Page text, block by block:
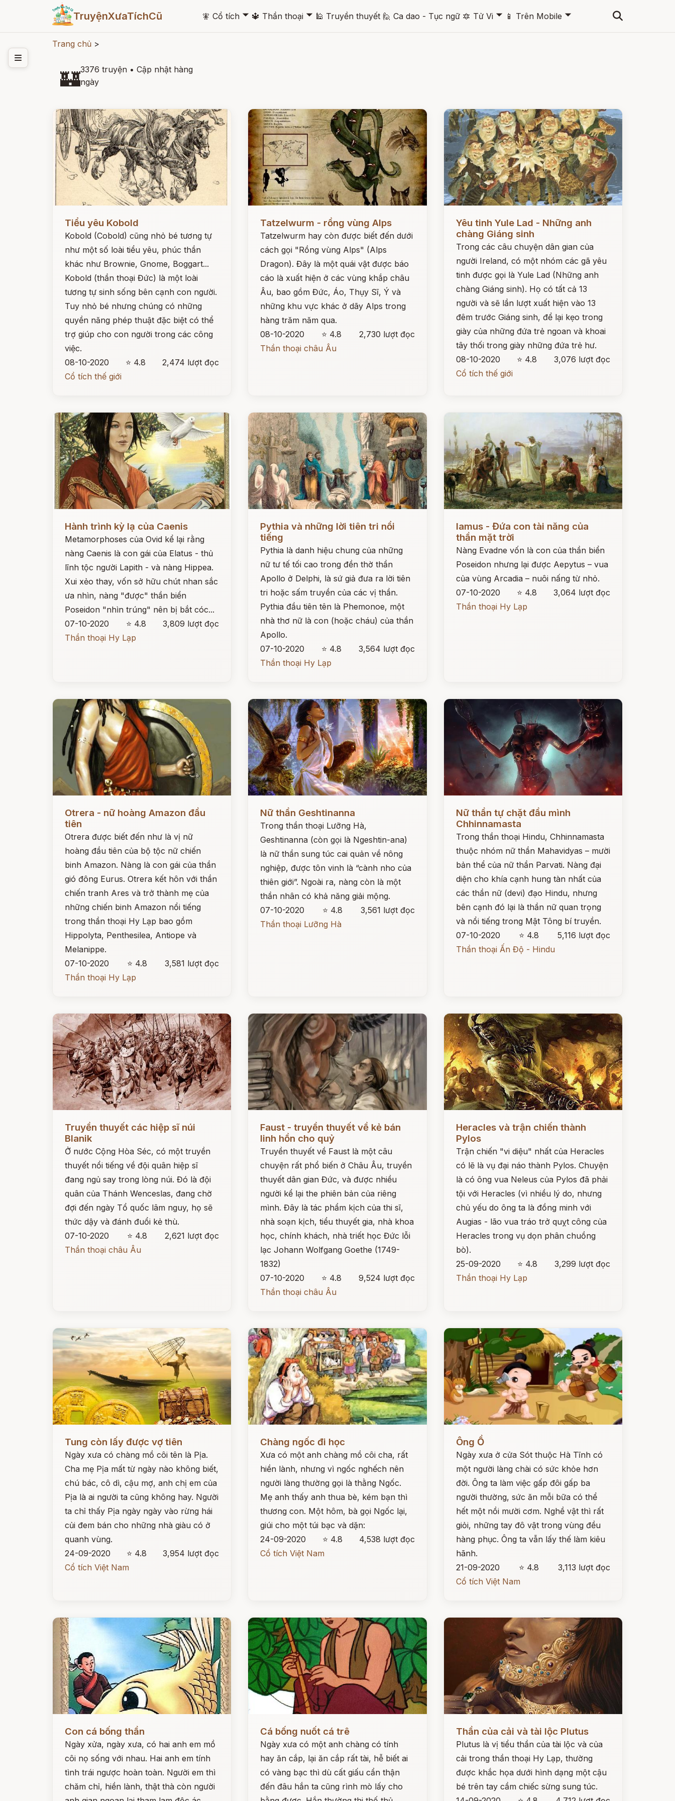
TruyệnXưaTíchCũ 🧚 Cổ tích 🞃 🔱 Thần thoại 🞃 🕌 Truyền thuyết 🙋 Ca dao - Tục ngữ 🔯 Tử Vi 🞃 📱 Trên Mobile 🞃
Trang chủ >
🏰3376 truyện • Cập nhật hàng
ngày
Đọc ngay
Tiểu yêu Kobold
Kobold (Cobold) cũng nhỏ bé tương tự
như một số loài tiểu yêu, phúc thần
khác như Brownie, Gnome, Boggart...
Kobold (thần thoại Đức) là một loài
tương tự sinh sống bên cạnh con người.
Tuy nhỏ bé nhưng chúng có những
quyền năng phép thuật đặc biệt có thể
trợ giúp cho con người trong các công
việc.
08-10-2020
⭐ 4.8
2,474 lượt đọc
Cổ tích thế giới
Tatzelwurm - rồng vùng Alps
Tatzelwurm hay còn được biết đến dưới
cách gọi "Rồng vùng Alps" (Alps
Dragon). Đây là một quái vật được báo
cáo là xuất hiện ở các vùng khắp châu
Âu, bao gồm Đức, Áo, Thụy Sĩ, Ý và
những khu vực khác ở dãy Alps trong
hàng trăm năm qua.
08-10-2020
⭐ 4.8
2,730 lượt đọc
Thần thoại châu Âu
Yêu tinh Yule Lad - Những anh
chàng Giáng sinh
Trong các câu chuyện dân gian của
người Ireland, có một nhóm các gã yêu
tinh được gọi là Yule Lad (Những anh
chàng Giáng sinh). Họ có tất cả 13
người và sẽ lần lượt xuất hiện vào 13
đêm trước Giáng sinh, để lại kẹo trong
giày của những đứa trẻ ngoan và khoai
tây thối trong giày những đứa trẻ hư.
08-10-2020
⭐ 4.8
3,076 lượt đọc
Cổ tích thế giới
Hành trình kỳ lạ của Caenis
Metamorphoses của Ovid kể lại rằng
nàng Caenis là con gái của Elatus - thủ
lĩnh tộc người Lapith - và nàng Hippea.
Xui xẻo thay, vốn sở hữu chút nhan sắc
ưa nhìn, nàng "được" thần biển
Poseidon "nhìn trúng" nên bị bắt cóc...
07-10-2020
⭐ 4.8
3,809 lượt đọc
Thần thoại Hy Lạp
Pythia và những lời tiên tri nổi
tiếng
Pythia là danh hiệu chung của những
nữ tư tế tối cao trong đền thờ thần
Apollo ở Delphi, là sứ giả đưa ra lời tiên
tri hoặc sấm truyền của các vị thần.
Pythia đầu tiên tên là Phemonoe, một
nhà thơ nữ là con (hoặc cháu) của thần
Apollo.
07-10-2020
⭐ 4.8
3,564 lượt đọc
Thần thoại Hy Lạp
Iamus - Đứa con tài năng của
thần mặt trời
Nàng Evadne vốn là con của thần biển
Poseidon nhưng lại được Aepytus – vua
của vùng Arcadia – nuôi nấng từ nhỏ.
07-10-2020
⭐ 4.8
3,064 lượt đọc
Thần thoại Hy Lạp
Otrera - nữ hoàng Amazon đầu
tiên
Otrera được biết đến như là vị nữ
hoàng đầu tiên của bộ tộc nữ chiến
binh Amazon. Nàng là con gái của thần
gió đông Eurus. Otrera kết hôn với thần
chiến tranh Ares và trở thành mẹ của
những chiến binh Amazon nổi tiếng
trong thần thoại Hy Lạp bao gồm
Hippolyta, Penthesilea, Antiope và
Melanippe.
07-10-2020
⭐ 4.8
3,581 lượt đọc
Thần thoại Hy Lạp
Nữ thần Geshtinanna
Trong thần thoại Lưỡng Hà,
Geshtinanna (còn gọi là Ngeshtin-ana)
là nữ thần sung túc cai quản về nông
nghiệp, được tôn vinh là “cành nho của
thiên giới”. Ngoài ra, nàng còn là một
thần nhân có khả năng giải mộng.
07-10-2020
⭐ 4.8
3,561 lượt đọc
Thần thoại Lưỡng Hà
Nữ thần tự chặt đầu mình
Chhinnamasta
Trong thần thoại Hindu, Chhinnamasta
thuộc nhóm nữ thần Mahavidyas – mười
bản thể của nữ thần Parvati. Nàng đại
diện cho khía cạnh hung tàn nhất của
các thần nữ (devi) đạo Hindu, nhưng
bên cạnh đó lại là thần nữ quan trọng
và nổi tiếng trong Mật Tông bí truyền.
07-10-2020
⭐ 4.8
5,116 lượt đọc
Thần thoại Ấn Độ - Hindu
Đọc ngay
Truyền thuyết các hiệp sĩ núi
Blanik
Ở nước Cộng Hòa Séc, có một truyền
thuyết nổi tiếng về đội quân hiệp sĩ
đang ngủ say trong lòng núi. Đó là đội
quân của Thánh Wenceslas, đang chờ
đợi đến ngày Tổ quốc lâm nguy, họ sẽ
thức dậy và đánh đuổi kẻ thù.
07-10-2020
⭐ 4.8
2,621 lượt đọc
Thần thoại châu Âu
Faust - truyền thuyết về kẻ bán
linh hồn cho quỷ
Truyền thuyết về Faust là một câu
chuyện rất phổ biến ở Châu Âu, truyền
thuyết dân gian Đức, và được nhiều
người kể lại the phiên bản của riêng
mình. Đây là tác phẩm kịch của thi sĩ,
nhà soạn kịch, tiểu thuyết gia, nhà khoa
học, chính khách, nhà triết học Đức lỗi
lạc Johann Wolfgang Goethe (1749-
1832)
07-10-2020
⭐ 4.8
9,524 lượt đọc
Thần thoại châu Âu
Heracles và trận chiến thành
Pylos
Trận chiến "vi diệu" nhất của Heracles
có lẽ là vụ đại náo thành Pylos. Chuyện
là có ông vua Neleus của Pylos đã phải
tội với Heracles (vì nhiều lý do, nhưng
chủ yếu do ông ta là đồng minh với
Augias - lão vua tráo trở quỵt công của
Heracles trong vụ dọn phân chuồng
bò).
25-09-2020
⭐ 4.8
3,299 lượt đọc
Thần thoại Hy Lạp
Tung còn lấy được vợ tiên
Ngày xưa có chàng mồ côi tên là Pịa.
Cha mẹ Pịa mất từ ngày nào không biết,
chú bác, cô dì, cậu mợ, anh chị em của
Pịa là ai người ta cũng không hay. Người
ta chỉ thấy Pịa ngày ngày vào rừng hái
củi đem bán cho những nhà giàu có ở
quanh vùng.
24-09-2020
⭐ 4.8
3,954 lượt đọc
Cổ tích Việt Nam
Chàng ngốc đi học
Xưa có một anh chàng mồ côi cha, rất
hiền lành, nhưng vì ngốc nghếch nên
người làng thường gọi là thằng Ngốc.
Mẹ anh thấy anh thua bè, kém bạn thì
thương con. Một hôm, bà gọi Ngốc lại,
giúi cho một túi bạc và dặn:
24-09-2020
⭐ 4.8
4,538 lượt đọc
Cổ tích Việt Nam
Đọc ngay
Ông Ồ
Ngày xưa ở cửa Sót thuộc Hà Tĩnh có
một người làng chài có sức khỏe hơn
đời. Ông ta làm việc gấp đôi gấp ba
người thường, sức ăn mỗi bữa có thể
hết một nồi mười cơm. Nghề vật thì rất
giỏi, những tay đô vật trong vùng đều
hàng phục. Ông ta vẫn lấy thế làm kiêu
hãnh.
21-09-2020
⭐ 4.8
3,113 lượt đọc
Cổ tích Việt Nam
Con cá bống thần
Ngày xửa, ngày xưa, có hai anh em mồ
côi nọ sống với nhau. Hai anh em tính
tình trái ngược hoàn toàn. Người em thì
chăm chỉ, hiền lành, thật thà còn người
Đọc ngay
Cá bống nuốt cá trê
Ngày xưa có một anh chàng có tính
hay ăn cắp, lại ăn cắp rất tài, hễ biết ai
có vàng bạc thì dù cất giấu cẩn thận
đến đâu hắn ta cũng rình mò lấy cho
Đọc ngay
Thần của cải và tài lộc Plutus
Plutus là vị tiểu thần của tài lộc và của
cải trong thần thoại Hy Lạp, thường
được khắc họa dưới hình dạng một cậu
bé trên tay cầm chiếc sừng sung túc.